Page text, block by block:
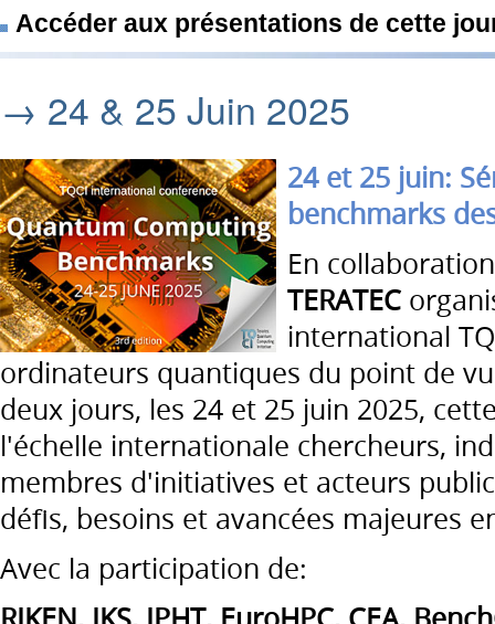
Accéder aux présentations de cette
→ 24 & 25 Juin 2025
24 et 25 juin:
benchmarks
En
TERATEC
international
ordinateurs quantiques du point de
deux jours, les 24 et 25 juin 2025,
l'échelle internationale chercheurs,
membres d'initiatives et acteurs
défis, besoins et avancées majeures
Avec la participation de: